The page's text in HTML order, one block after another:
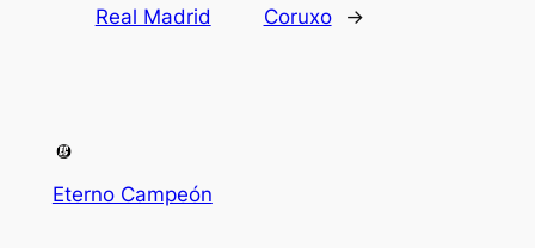
Real Madrid Coruxo →
Eterno Campeón